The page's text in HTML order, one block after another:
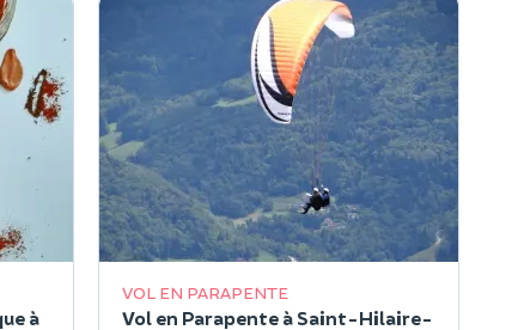
à
VOL EN PARAPENTE
Vol en Parapente à Saint-Hilaire-